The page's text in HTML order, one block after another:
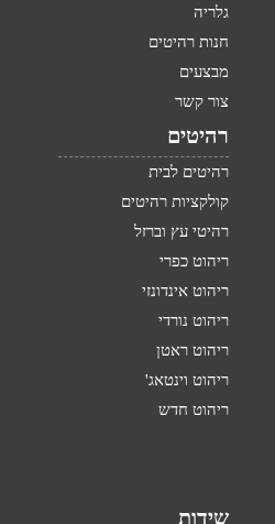
גלריה
חנות רהיטים
מבצעים
צור קשר
רהיטים
רהיטים לבית
קולקציות רהיטים
רהיטי עץ וברזל
ריהוט כפרי
ריהוט אינדונזי
ריהוט נורדי
ריהוט ראטן
ריהוט וינטאג'
ריהוט חדש
שידות